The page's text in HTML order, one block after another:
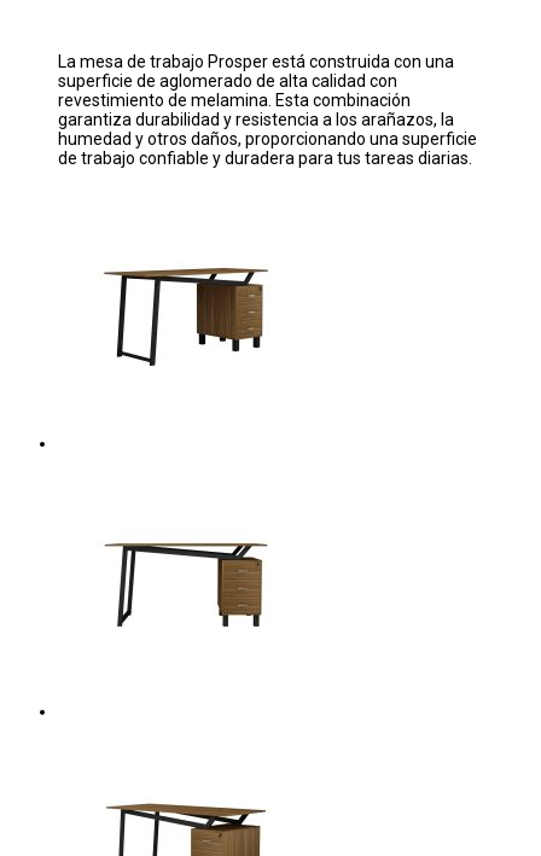
La mesa de trabajo Prosper está construida con una
superficie de aglomerado de alta calidad con
revestimiento de melamina. Esta combinación
garantiza durabilidad y resistencia a los arañazos, la
humedad y otros daños, proporcionando una superficie
de trabajo confiable y duradera para tus tareas diarias.